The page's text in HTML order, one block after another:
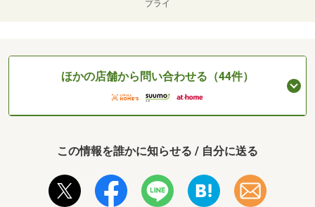
プライ
ほかの店舗から問い合わせる（44件）
この情報を誰かに知らせる / 自分に送る